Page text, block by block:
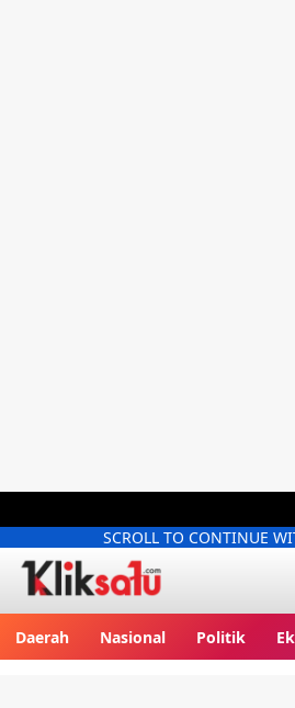
SCROLL TO CONTINUE
Daerah Nasional Politik